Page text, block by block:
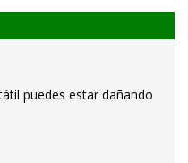
puedes estar dañando